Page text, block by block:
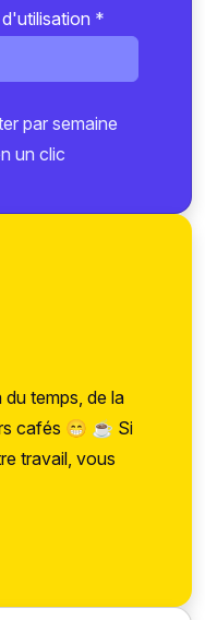
*
par semaine
un clic
du temps, de la
cafés 😁 ☕ Si
travail, vous